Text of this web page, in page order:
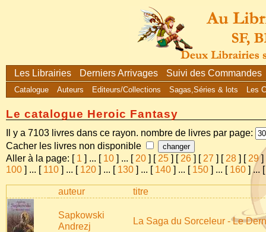
Les Librairies Derniers Arrivages Suivi des Commandes
Catalogue Auteurs Editeurs/Collections Sagas,Séries & lots Les
Le catalogue Heroic Fantasy
Il y a 7103 livres dans ce rayon. nombre de livres par page:
Cacher les livres non disponible
Aller à la page: [ 1 ] ... [ 10 ] ... [ 20 ] [ 25 ] [ 26 ] [ 27 ] [ 28 ] [ 29]
100 ] ... [ 110 ] ... [ 120 ] ... [ 130 ] ... [ 140 ] ... [ 150 ] ... [ 160 ]...
auteur titre
Sapkowski
Andrezj
La Saga du Sorceleur - Le